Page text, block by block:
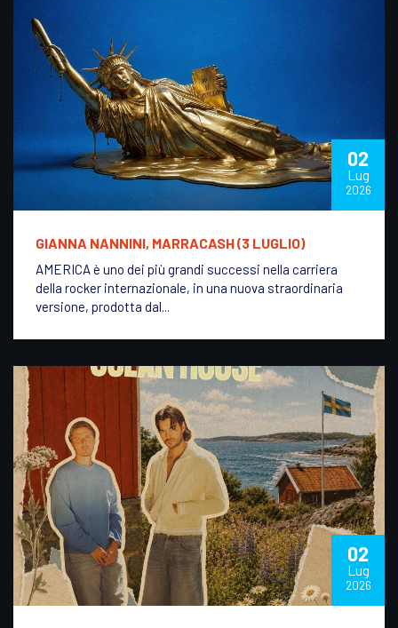
02
Lug
2026
GIANNA NANNINI, MARRACASH (3 LUGLIO)
AMERICA è uno dei più grandi successi nella carriera
della rocker internazionale, in una nuova straordinaria
versione, prodotta dal...
02
Lug
2026